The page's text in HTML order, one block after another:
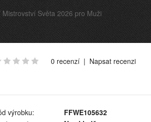
Světa 2026 pro Muži
0 recenzí | Napsat recenzi
výrobku:
FFWE105632